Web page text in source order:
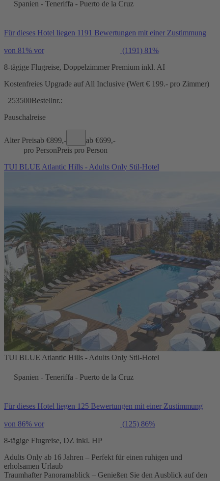
Spanien - Teneriffa - Puerto de la Cruz
Für dieses Hotel liegen 1191 Bewertungen mit einer Zustimmung
von 81% vor (1191) 81%
8-tägige Flugreise, Doppelzimmer Premium inkl. AI
Kostenfreies Upgrade auf All Inclusive (Wert € 199.- pro Zimmer)
253500Bestellnr.:
Pauschalreise
Alter Preisab €899,- ab €699,-
pro PersonPreis pro Person
TUI BLUE Atlantic Hills - Adults Only Stil-Hotel
TUI BLUE Atlantic Hills - Adults Only Stil-Hotel
Spanien - Teneriffa - Puerto de la Cruz
Für dieses Hotel liegen 125 Bewertungen mit einer Zustimmung
von 86% vor (125) 86%
8-tägige Flugreise, DZ inkl. HP
Adults Only ab 16 Jahren – Perfekt für einen ruhigen und
erholsamen Urlaub
Traumhafter Panoramablick – Genießen Sie den Ausblick auf den